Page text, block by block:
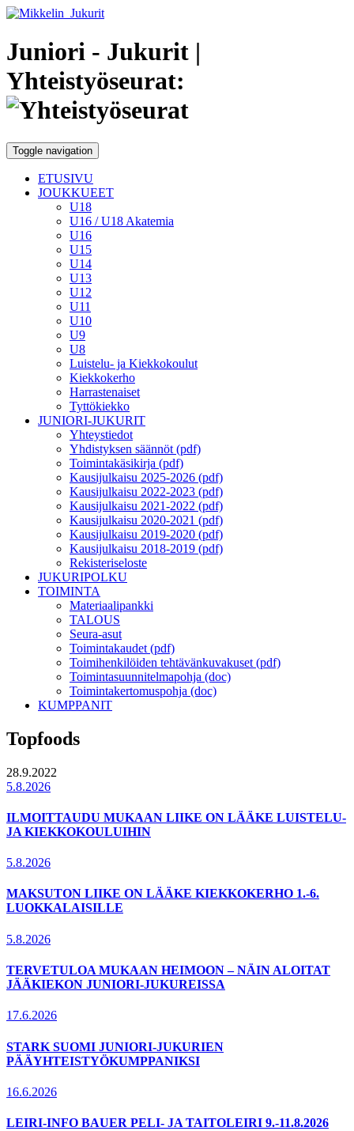
Juniori - Jukurit |
Yhteistyöseurat:
Toggle navigation
ETUSIVU
JOUKKUEET
U18
U16 / U18 Akatemia
U16
U15
U14
U13
U12
U11
U10
U9
U8
Luistelu- ja Kiekkokoulut
Kiekkokerho
Harrastenaiset
Tyttökiekko
JUNIORI-JUKURIT
Yhteystiedot
Yhdistyksen säännöt (pdf)
Toimintakäsikirja (pdf)
Kausijulkaisu 2025-2026 (pdf)
Kausijulkaisu 2022-2023 (pdf)
Kausijulkaisu 2021-2022 (pdf)
Kausijulkaisu 2020-2021 (pdf)
Kausijulkaisu 2019-2020 (pdf)
Kausijulkaisu 2018-2019 (pdf)
Rekisteriseloste
JUKURIPOLKU
TOIMINTA
Materiaalipankki
TALOUS
Seura-asut
Toimintakaudet (pdf)
Toimihenkilöiden tehtävänkuvakuset (pdf)
Toimintasuunnitelmapohja (doc)
Toimintakertomuspohja (doc)
KUMPPANIT
Topfoods
28.9.2022
5.8.2026
ILMOITTAUDU MUKAAN LIIKE ON LÄÄKE LUISTELU-
JA KIEKKOKOULUIHIN
5.8.2026
MAKSUTON LIIKE ON LÄÄKE KIEKKOKERHO 1.-6.
LUOKKALAISILLE
5.8.2026
TERVETULOA MUKAAN HEIMOON – NÄIN ALOITAT
JÄÄKIEKON JUNIORI-JUKUREISSA
17.6.2026
STARK SUOMI JUNIORI-JUKURIEN
PÄÄYHTEISTYÖKUMPPANIKSI
16.6.2026
LEIRI-INFO BAUER PELI- JA TAITOLEIRI 9.-11.8.2026